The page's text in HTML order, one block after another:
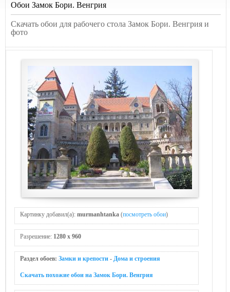
Обои Замок Бори. Венгрия
Скачать обои для рабочего стола Замок Бори. Венгрия и
фото
Картинку добавил(а): murmanhtanka (посмотреть обои)
Разрешение: 1280 x 960
Раздел обоев: Замки и крепости - Дома и строения
Скачать похожие обои на Замок Бори. Венгрия